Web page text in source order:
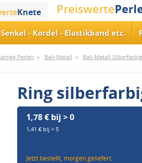
Knete Preiswerte
- Kordel - Elastikband etc.
Perlen » Bali-Metall » Bali-Metall Silberfarbig
Ring
1,78 € bij > 0
1,41 € bij > 5
Jetzt bestellt, morgen geliefert.